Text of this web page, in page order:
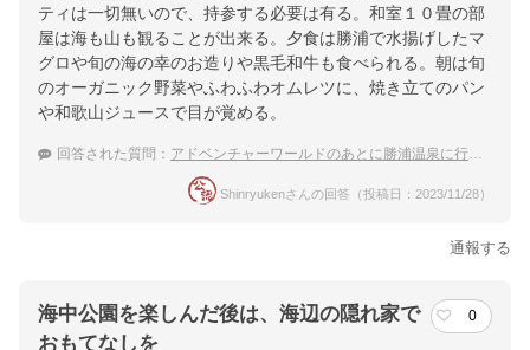
ティは一切無いので、持参する必要は有る。和室１０畳の部
屋は海も山も観ることが出来る。夕食は勝浦で水揚げしたマ
グロや旬の海の幸のお造りや黒毛和牛も食べられる。朝は旬
のオーガニック野菜やふわふわオムレツに、焼き立てのパン
や和歌山ジュースで目が覚める。
回答された質問： アドベンチャーワールドのあとに勝浦温泉に行きたい！カップル向きの絶景な温泉は？
Shinryukenさんの回答（投稿日：2023/11/28）
通報する
海中公園を楽しんだ後は、海辺の隠れ家で
おもてなしを
0